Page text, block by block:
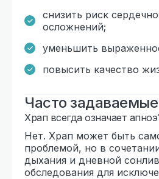
снизить риск
осложнений;
уменьшить
повысить качество
Часто
Храп всегда означает
Нет. Храп может быть
проблемой, но в
дыхания и дневной
обследования для